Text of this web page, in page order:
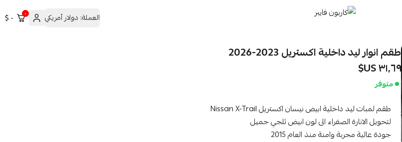
العملة: دولار أمريكي ٠ ٠ $
طقم انوار ليد داخلية اكستريل 2023-2026
٣١٫٦٩ US$
متوفر
طقم لمبات ليد داخلية ابيض نيسان اكستريل Nissan X-Trail
لتحويل الانارة الصفراء الى لون ابيض ثلجي جميل
جودة عالية مجربة وامنة منذ العام 2015